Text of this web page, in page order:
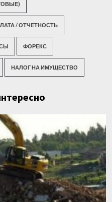
/ ОТЧЕТНОСТЬ
ФОРЕКС
НАЛОГ НА ИМУЩЕСТВО